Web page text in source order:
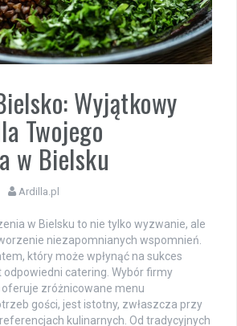
Wyjątkowy
Twojego
w Bielsku
Ardilla.pl
w Bielsku to nie tylko wyzwanie, ale
niezapomnianych wspomnień.
który może wpłynąć na sukces
odpowiedni catering. Wybór firmy
zróżnicowane menu
gości, jest istotny, zwłaszcza przy
kulinarnych. Od tradycyjnych